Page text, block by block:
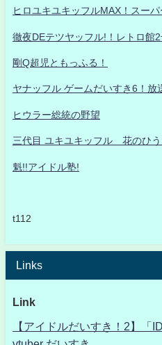
ヒロユキユキッフルMAX！スーパ
徹夜DEテツヤッフル!！レトロ館2
剛Q超児ともっふる！
ヤナッフル ゲームだいすき6！放
ヒウラー総統の野望
三代目 ユキユキッフル 花のひう
魁!!アイドル塾!
t112
Links
Link
【アイドルだいすき！2】「